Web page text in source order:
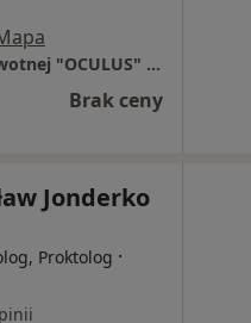
Niepubliczny Zakład Opieki Zdrowotnej "OCULUS" Oświęcim
Brak ceny
Jonderko
Proktolog ·